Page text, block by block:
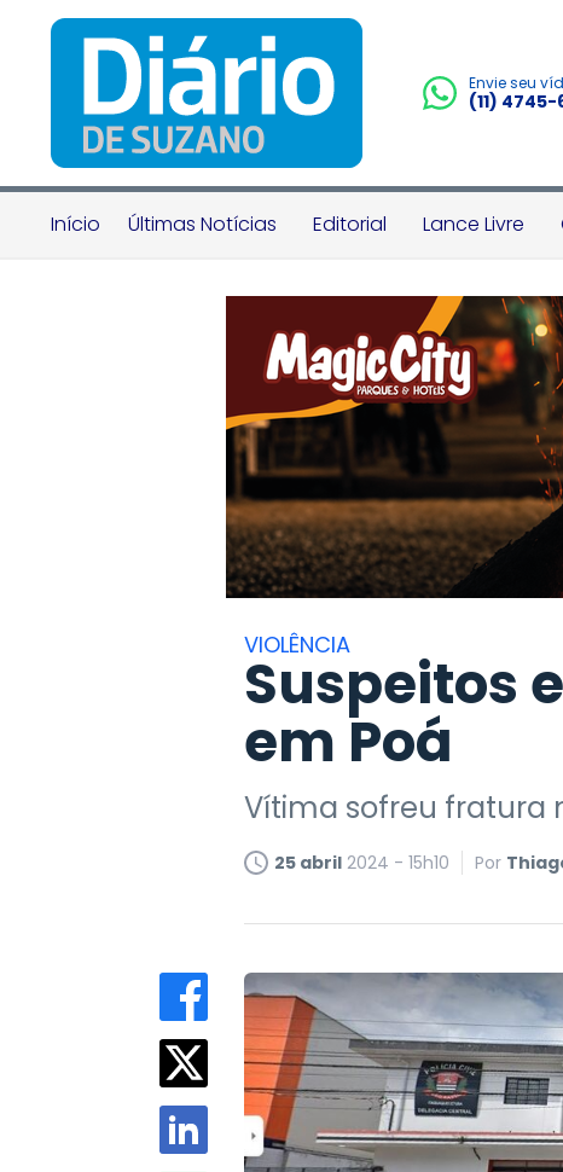
Envie seu
(11)
Início Últimas Notícias Editorial Lance Livre
VIOLÊNCIA
Suspeitos
em Poá
Vítima sofreu fratura
25 abril 2024 - 15h10 Por